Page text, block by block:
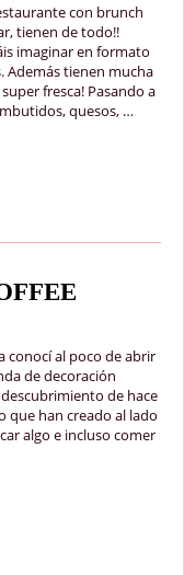
con brunch
tienen de todo!!
imaginar en formato
Además tienen mucha
fresca! Pasando a
quesos, …
conocí al poco de abrir
de decoración
de hace
que han creado al lado
algo e incluso comer